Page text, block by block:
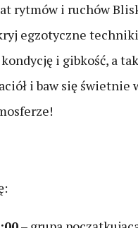
rytmów i ruchów
egzotyczne
i gibkość, a
i baw się świetnie